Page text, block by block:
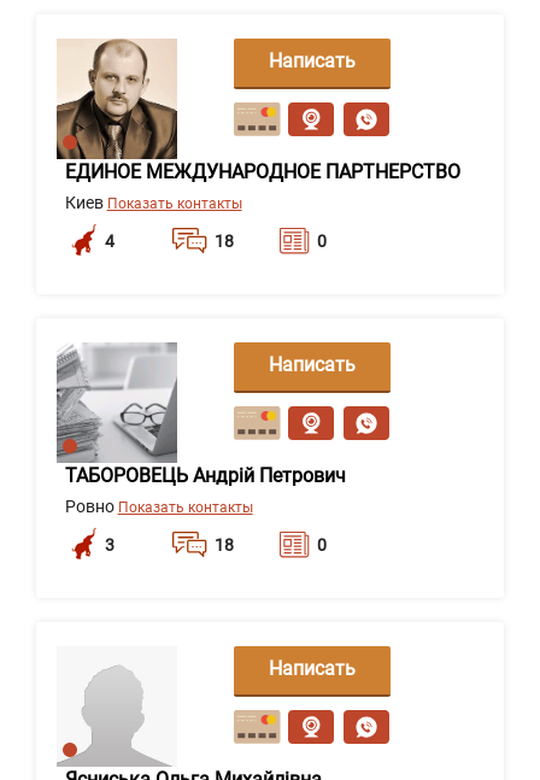
ЕДИНОЕ МЕЖДУНАРОДНОЕ ПАРТНЕРСТВО
Киев Показать контакты
4 18 0
Написать
сообщение
ТАБОРОВЕЦЬ Андрій Петрович
Ровно Показать контакты
3 18 0
Написать
сообщение
Написать
сообщение